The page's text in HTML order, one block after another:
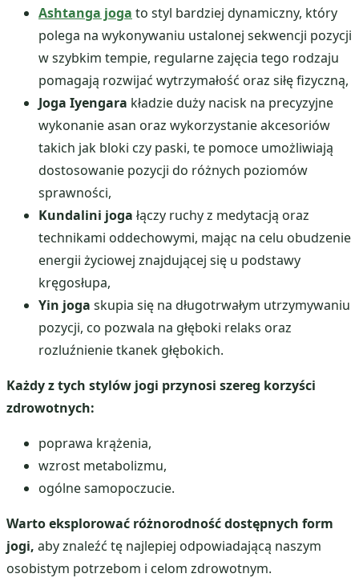
Ashtanga joga to styl bardziej dynamiczny, który
polega na wykonywaniu ustalonej sekwencji pozycji
w szybkim tempie, regularne zajęcia tego rodzaju
pomagają rozwijać wytrzymałość oraz siłę fizyczną,
Joga Iyengara kładzie duży nacisk na precyzyjne
wykonanie asan oraz wykorzystanie akcesoriów
takich jak bloki czy paski, te pomoce umożliwiają
dostosowanie pozycji do różnych poziomów
sprawności,
Kundalini joga łączy ruchy z medytacją oraz
technikami oddechowymi, mając na celu obudzenie
energii życiowej znajdującej się u podstawy
kręgosłupa,
Yin joga skupia się na długotrwałym utrzymywaniu
pozycji, co pozwala na głęboki relaks oraz
rozluźnienie tkanek głębokich.
Każdy z tych stylów jogi przynosi szereg korzyści
zdrowotnych:
poprawa krążenia,
wzrost metabolizmu,
ogólne samopoczucie.
Warto eksplorować różnorodność dostępnych form
jogi, aby znaleźć tę najlepiej odpowiadającą naszym
osobistym potrzebom i celom zdrowotnym.